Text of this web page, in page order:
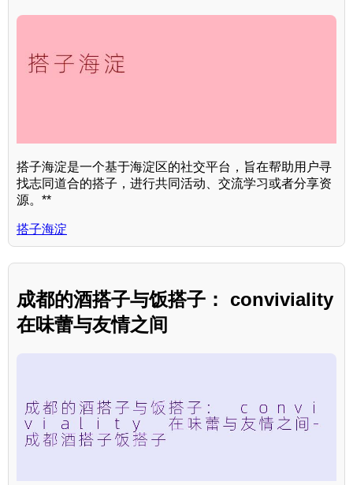
搭子海淀是一个基于海淀区的社交平台，旨在帮助用户寻
找志同道合的搭子，进行共同活动、交流学习或者分享资
源。**
搭子海淀
成都的酒搭子与饭搭子： conviviality
在味蕾与友情之间